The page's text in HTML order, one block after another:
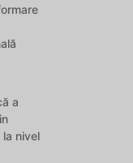
a
nivel